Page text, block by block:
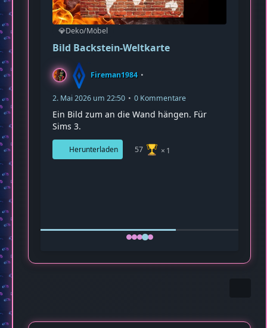
Eine Uhr mit verschiedenen Zeitzonen
Herunterladen